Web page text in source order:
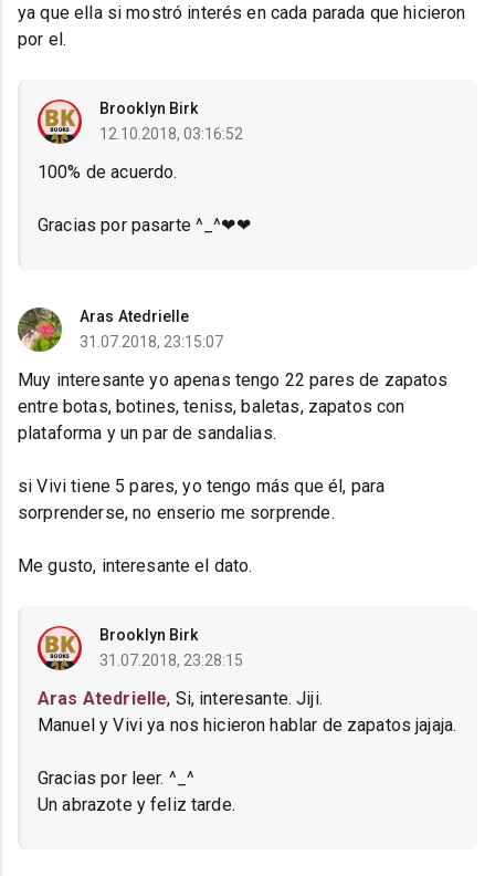
ya que ella si mostró interés en cada parada que hicieron
por el.
Brooklyn Birk
12.10.2018, 03:16:52
100% de acuerdo.
Gracias por pasarte ^_^❤❤
Aras Atedrielle
31.07.2018, 23:15:07
Muy interesante yo apenas tengo 22 pares de zapatos
entre botas, botines, teniss, baletas, zapatos con
plataforma y un par de sandalias.
si Vivi tiene 5 pares, yo tengo más que él, para
sorprenderse, no enserio me sorprende.
Me gusto, interesante el dato.
Brooklyn Birk
31.07.2018, 23:28:15
Aras Atedrielle, Si, interesante. Jiji.
Manuel y Vivi ya nos hicieron hablar de zapatos jajaja.
Gracias por leer. ^_^
Un abrazote y feliz tarde.